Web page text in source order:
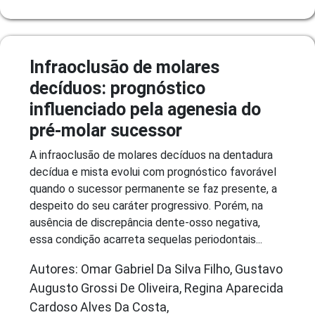
Infraoclusão de molares
decíduos: prognóstico
influenciado pela agenesia do
pré-molar sucessor
A infraoclusão de molares decíduos na dentadura
decídua e mista evolui com prognóstico favorável
quando o sucessor permanente se faz presente, a
despeito do seu caráter progressivo. Porém, na
ausência de discrepância dente-osso negativa,
essa condição acarreta sequelas periodontais...
Autores: Omar Gabriel Da Silva Filho, Gustavo
Augusto Grossi De Oliveira, Regina Aparecida
Cardoso Alves Da Costa,